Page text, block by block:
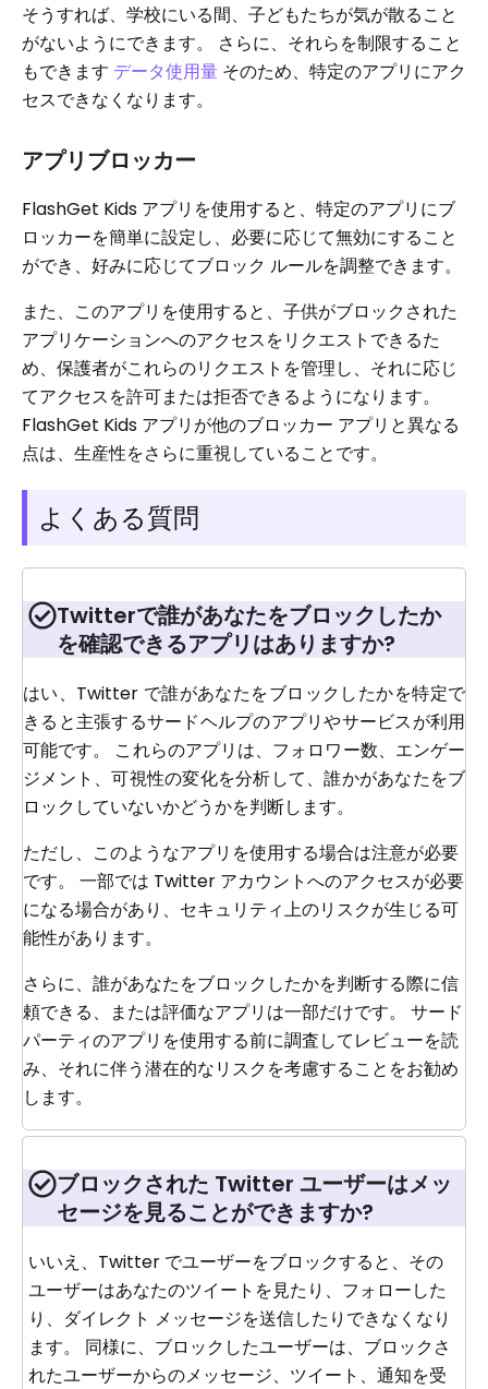
そうすれば、学校にいる間、子どもたちが気が散ること
がないようにできます。 さらに、それらを制限すること
もできます データ使用量 そのため、特定のアプリにアク
セスできなくなります。
アプリブロッカー
FlashGet Kids アプリを使用すると、特定のアプリにブ
ロッカーを簡単に設定し、必要に応じて無効にすること
ができ、好みに応じてブロック ルールを調整できます。
また、このアプリを使用すると、子供がブロックされた
アプリケーションへのアクセスをリクエストできるた
め、保護者がこれらのリクエストを管理し、それに応じ
てアクセスを許可または拒否できるようになります。
FlashGet Kids アプリが他のブロッカー アプリと異なる
点は、生産性をさらに重視していることです。
よくある質問
Twitterで誰があなたをブロックしたか
を確認できるアプリはありますか?
はい、Twitter で誰があなたをブロックしたかを特定で
きると主張するサードヘルプのアプリやサービスが利用
可能です。 これらのアプリは、フォロワー数、エンゲー
ジメント、可視性の変化を分析して、誰かがあなたをブ
ロックしていないかどうかを判断します。
ただし、このようなアプリを使用する場合は注意が必要
です。 一部では Twitter アカウントへのアクセスが必要
になる場合があり、セキュリティ上のリスクが生じる可
能性があります。
さらに、誰があなたをブロックしたかを判断する際に信
頼できる、または評価なアプリは一部だけです。 サード
パーティのアプリを使用する前に調査してレビューを読
み、それに伴う潜在的なリスクを考慮することをお勧め
します。
ブロックされた Twitter ユーザーはメッ
セージを見ることができますか?
いいえ、Twitter でユーザーをブロックすると、その
ユーザーはあなたのツイートを見たり、フォローした
り、ダイレクト メッセージを送信したりできなくなり
ます。 同様に、ブロックしたユーザーは、ブロックさ
れたユーザーからのメッセージ、ツイート、通知を受